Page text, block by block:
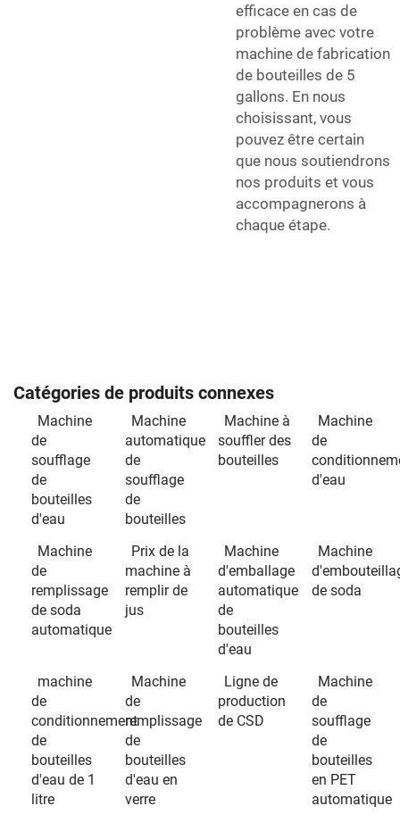
efficace en cas de
problème avec votre
machine de fabrication
de bouteilles de 5
gallons. En nous
choisissant, vous
pouvez être certain
que nous soutiendrons
nos produits et vous
accompagnerons à
chaque étape.
Catégories de produits connexes
Machine
de
soufflage
de
bouteilles
d'eau
Machine
automatique
de
soufflage
de
bouteilles
Machine à
souffler des
bouteilles
Machine
de
d'eau
Machine
de
remplissage
de soda
automatique
Prix de la
machine à
remplir de
jus
Machine
d'emballage
automatique
de
bouteilles
d'eau
Machine
de soda
machine
de
conditionnement
de
bouteilles
d'eau de 1
litre
Machine
de
remplissage
de
bouteilles
d'eau en
verre
Ligne de
production
de CSD
Machine
de
soufflage
de
bouteilles
en PET
automatique